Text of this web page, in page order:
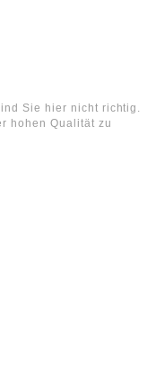
Sie hier nicht richtig.
hohen Qualität zu